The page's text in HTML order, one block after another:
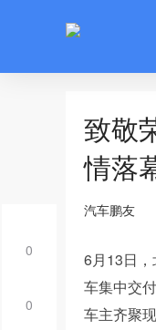
0
0
致敬
情落
汽车鹏友
6月13日
车集中交
车主齐聚